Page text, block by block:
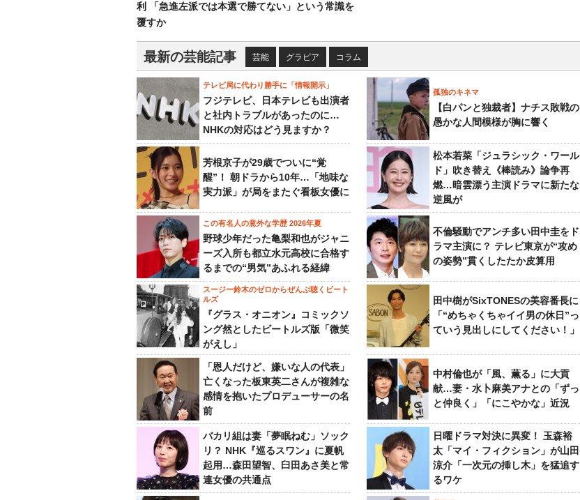
利 「急進左派では本選で勝てない」という常識を
覆すか
最新の芸能記事 芸能 グラビア コラム
テレビ局に代わり勝手に「情報開示」
フジテレビ、日本テレビも出演者
と社内トラブルがあったのに…
NHKの対応はどう見ますか？
孤独のキネマ
【白パンと独裁者】ナチス敗戦の
愚かな人間模様が胸に響く
芳根京子が29歳でついに“覚
醒”！ 朝ドラから10年…「地味な
実力派」が局をまたぐ看板女優に
松本若菜「ジュラシック・ワール
ド」吹き替え《棒読み》論争再
燃…暗雲漂う主演ドラマに新たな
逆風が
この有名人の意外な学歴 2026年夏
野球少年だった亀梨和也がジャニ
ーズ入所も都立水元高校に合格す
るまでの“男気”あふれる経緯
不倫騒動でアンチ多い田中圭をド
ラマ主演に？ テレビ東京が“攻め
の姿勢”貫くしたたか皮算用
スージー鈴木のゼロからぜんぶ聴くビート
ルズ
『グラス・オニオン』コミックソ
ング然としたビートルズ版「微笑
がえし」
田中樹がSixTONESの美容番長に
「“めちゃくちゃイイ男の休日”っ
ていう見出しにしてください！」
「恩人だけど、嫌いな人の代表」
亡くなった板東英二さんが複雑な
感情を抱いたプロデューサーの名
前
中村倫也が「風、薫る」に大貢
献…妻・水卜麻美アナとの「ずっ
と仲良く」「にこやかな」近況
バカリ組は妻「夢眠ねむ」ソック
リ？ NHK『巡るスワン』に夏帆
起用…森田望智、臼田あさ美と常
連女優の共通点
日曜ドラマ対決に異変！ 玉森裕
太「マイ・フィクション」が山田
涼介「一次元の挿し木」を猛追す
るワケ